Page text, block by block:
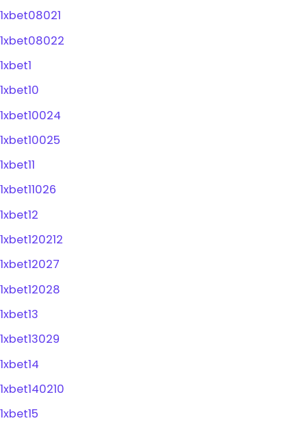
1xbet08021
1xbet08022
1xbet1
1xbet10
1xbet10024
1xbet10025
1xbet11
1xbet11026
1xbet12
1xbet120212
1xbet12027
1xbet12028
1xbet13
1xbet13029
1xbet14
1xbet140210
1xbet15